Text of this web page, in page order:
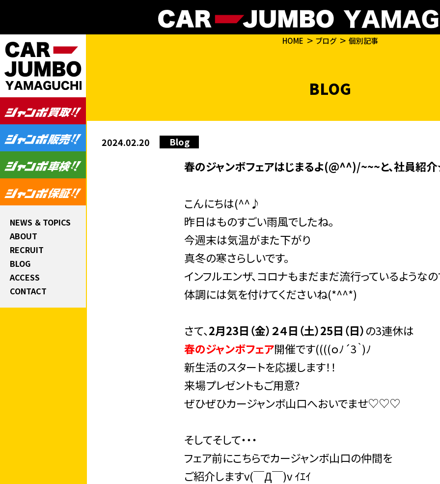
NEWS ＆ TOPICS
ABOUT
RECRUIT
BLOG
ACCESS
CONTACT
HOME ブログ 個別記事
BLOG
2024.02.20 Blog
春のジャンボフェアはじまるよ(@^^)/~~~と、社員紹
こんにちは(^^♪
昨日はものすごい雨風でしたね。
今週末は気温がまた下がり
真冬の寒さらしいです。
インフルエンザ、コロナもまだまだ流行っているような
体調には気を付けてくださいね(*^^*)
さて、2月23日（金）２４日（土）25日（日）の3連休は
春のジャンボフェア開催です((((ｏﾉ´3｀)ﾉ
新生活のスタートを応援します！！
来場プレゼントもご用意?
ぜひぜひカージャンボ山口へおいでませ♡♡♡
そしてそして・・・
フェア前にこちらでカージャンボ山口の仲間を
ご紹介しますv(￣Д￣)v ｲｴｲ